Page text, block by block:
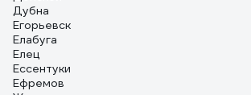
Дубна
Егорьевск
Елабуга
Елец
Ессентуки
Ефремов